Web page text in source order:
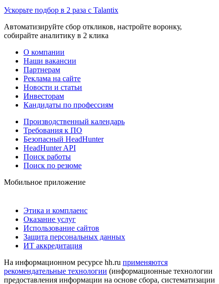
Ускорьте подбор в 2 раза с Talantix
Автоматизируйте сбор откликов, настройте воронку,
собирайте аналитику в 2 клика
О компании
Наши вакансии
Партнерам
Реклама на сайте
Новости и статьи
Инвесторам
Кандидаты по профессиям
Производственный календарь
Требования к ПО
Безопасный HeadHunter
HeadHunter API
Поиск работы
Поиск по резюме
Мобильное приложение
Этика и комплаенс
Оказание услуг
Использование сайтов
Защита персональных данных
ИТ аккредитация
На информационном ресурсе hh.ru применяются
рекомендательные технологии (информационные технологии
предоставления информации на основе сбора, систематизации